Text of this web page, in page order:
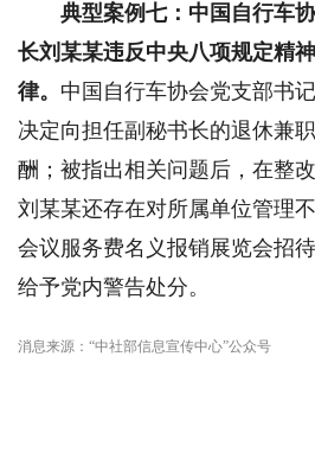
典型案例七：中国自行车
长刘某某违反中央八项规定精
律。 中国自行车协会党支部书
决定向担任副秘书长的退休兼
酬；被指出相关问题后，在整
刘某某还存在对所属单位管理
会议服务费名义报销展览会招
给予党内警告处分。
消息来源：“中社部信息宣传中心”公众号